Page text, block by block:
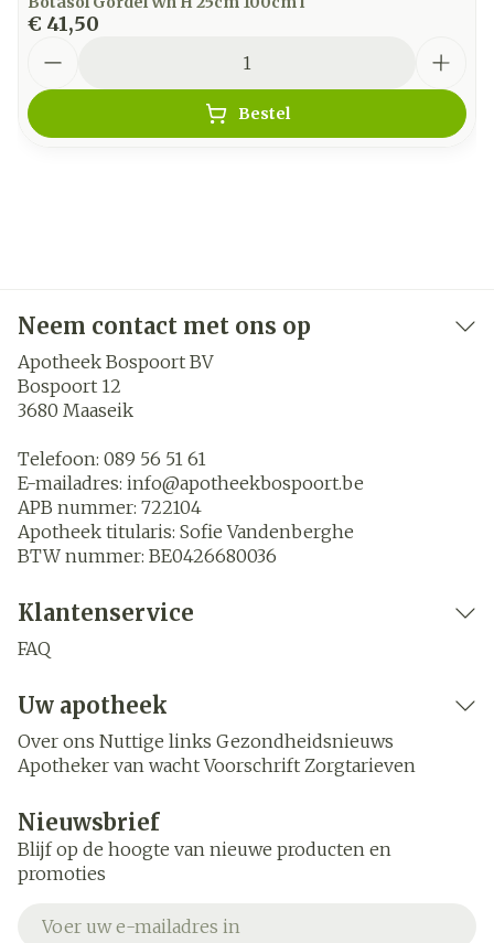
€ 41,50
Bestel
Neem contact met ons op
Apotheek Bospoort BV
Bospoort 12
3680 Maaseik
Telefoon: 089 56 51 61
E-mailadres: info@apotheekbospoort.be
APB nummer: 722104
Apotheek titularis: Sofie Vandenberghe
BTW nummer: BE0426680036
Klantenservice
FAQ
Uw apotheek
Over ons Nuttige links Gezondheidsnieuws
Apotheker van wacht Voorschrift Zorgtarieven
Nieuwsbrief
Blijf op de hoogte van nieuwe producten en
promoties